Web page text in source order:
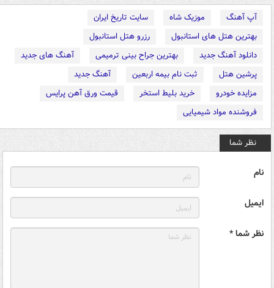
آپ آهنگ موزیک شاه
سایت تاریخ ایران
بهترین هتل های استانبول
رزرو هتل استانبول
دانلود آهنگ جدید
بهترین جراح بینی ترمیمی
آهنگ های جدید
پرشین هتل
ثبت نام بیمه اربعین
آهنگ جدید
مزایده خودرو
خرید بلیط استخر
قیمت ورق آهن پرایس
فروشنده مواد شیمیایی
نظر شما
نام
ایمیل
نظر شما *